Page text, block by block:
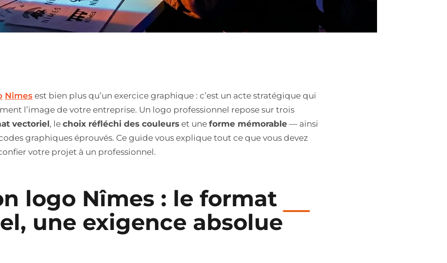
Nîmes est bien plus qu’un exercice graphique : c’est un acte stratégique qui
l’image de votre entreprise. Un logo professionnel repose sur trois
vectoriel, le choix réfléchi des couleurs et une forme mémorable — ainsi
graphiques éprouvés. Ce guide vous explique tout ce que vous devez
votre projet à un professionnel.
logo Nîmes : le format
une exigence absolue